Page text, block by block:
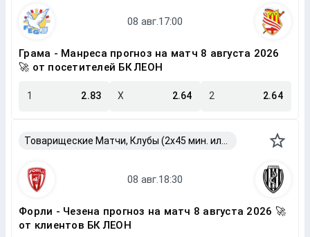
Грама - Манреса прогноз на матч 8 августа 2026
🚀 от посетителей БК ЛЕОН
1 2.83 X 2.64 2 2.64
Форли - Чезена прогноз на матч 8 августа 2026 🚀
от клиентов БК ЛЕОН